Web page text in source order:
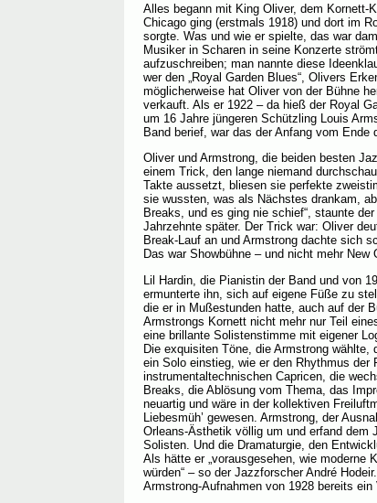
Alles begann mit King Oliver, dem Kornett-
Chicago ging (erstmals 1918) und dort im
sorgte. Was und wie er spielte, das war
Musiker in Scharen in seine Konzerte
aufzuschreiben; man nannte diese
wer den „Royal Garden Blues“, Olivers
möglicherweise hat Oliver von der Bühne
verkauft. Als er 1922 – da hieß der Royal
um 16 Jahre jüngeren Schützling Louis
Band berief, war das der Anfang vom Ende
Oliver und Armstrong, die beiden besten
einem Trick, den lange niemand
Takte aussetzt, bliesen sie perfekte
sie wussten, was als Nächstes drankam,
Breaks, und es ging nie schief“, staunte
Jahrzehnte später. Der Trick war: Oliver
Break-Lauf an und Armstrong dachte sich
Das war Showbühne – und nicht mehr New
Lil Hardin, die Pianistin der Band und von
ermunterte ihn, sich auf eigene Füße zu
die er in Mußestunden hatte, auch auf der
Armstrongs Kornett nicht mehr nur Teil
eine brillante Solistenstimme mit eigener
Die exquisiten Töne, die Armstrong wählte,
ein Solo einstieg, wie er den Rhythmus der
instrumentaltechnischen Capricen, die
Breaks, die Ablösung vom Thema, das
neuartig und wäre in der kollektiven
Liebesmüh’ gewesen. Armstrong, der
Orleans-Ästhetik völlig um und erfand dem
Solisten. Und die Dramaturgie, den
Als hätte er „vorausgesehen, wie moderne
würden“ – so der Jazzforscher André
Armstrong-Aufnahmen von 1928 bereits ein